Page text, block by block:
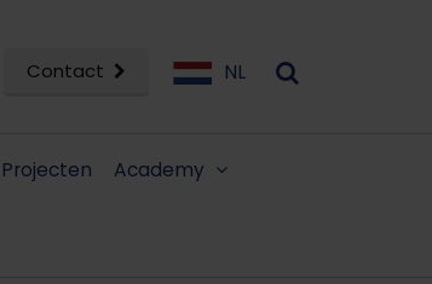
Contact NL
Projecten Academy